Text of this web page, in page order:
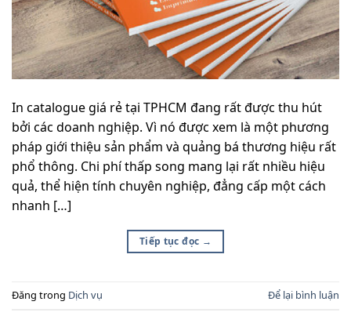
In catalogue giá rẻ tại TPHCM đang rất được thu hút
bởi các doanh nghiệp. Vì nó được xem là một phương
pháp giới thiệu sản phẩm và quảng bá thương hiệu rất
phổ thông. Chi phí thấp song mang lại rất nhiều hiệu
quả, thể hiện tính chuyên nghiệp, đẳng cấp một cách
nhanh […]
Tiếp tục đọc →
Đăng trong Dịch vụ Để lại bình luận